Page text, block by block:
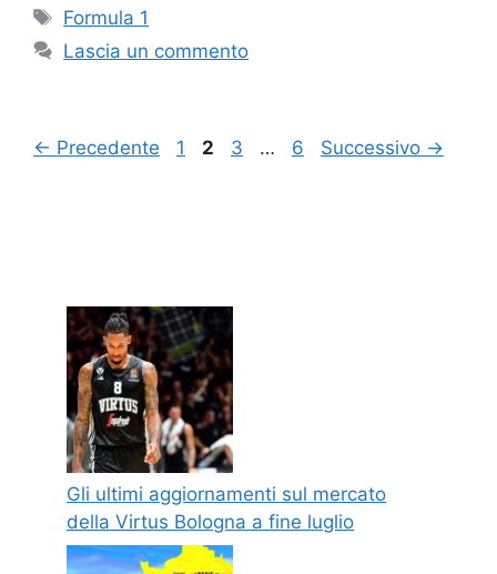
Tag
Formula 1
Lascia un commento
← Precedente Pagina
1 Pagina
2 Pagina
3 … Pagina
6 Successivo →
Gli ultimi aggiornamenti sul mercato
della Virtus Bologna a fine luglio